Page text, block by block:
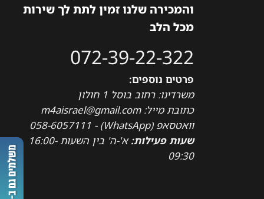
והמכירה שלנו זמין לתת לך שירות
מכל הלב
072-39-22-322
פרטים נוספים:
משרדינו: רחוב בוסל 1 חולון
כתובת מייל: m4aisrael@gmail.com
וואטסאפ (WhatsApp) - 058-6057111
שעות פעילות:
א'-ה' בין השעות 16:00-
09:30